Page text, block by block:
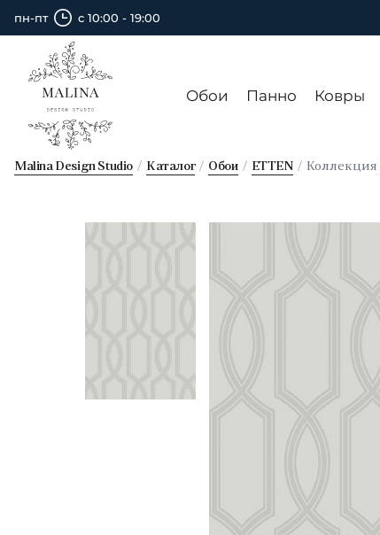
пн-пт с 10:00 - 19:00
Обои Панно Ковры
Malina Design Studio Каталог Обои ETTEN Коллекция